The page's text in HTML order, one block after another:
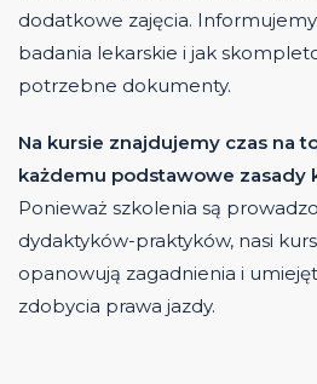
dodatkowe zajęcia.
badania lekarskie i jak
potrzebne dokumenty.
Na kursie znajdujemy czas na
każdemu podstawowe zasady
Ponieważ szkolenia są
dydaktyków-praktyków, nasi
opanowują zagadnienia i
zdobycia prawa jazdy.